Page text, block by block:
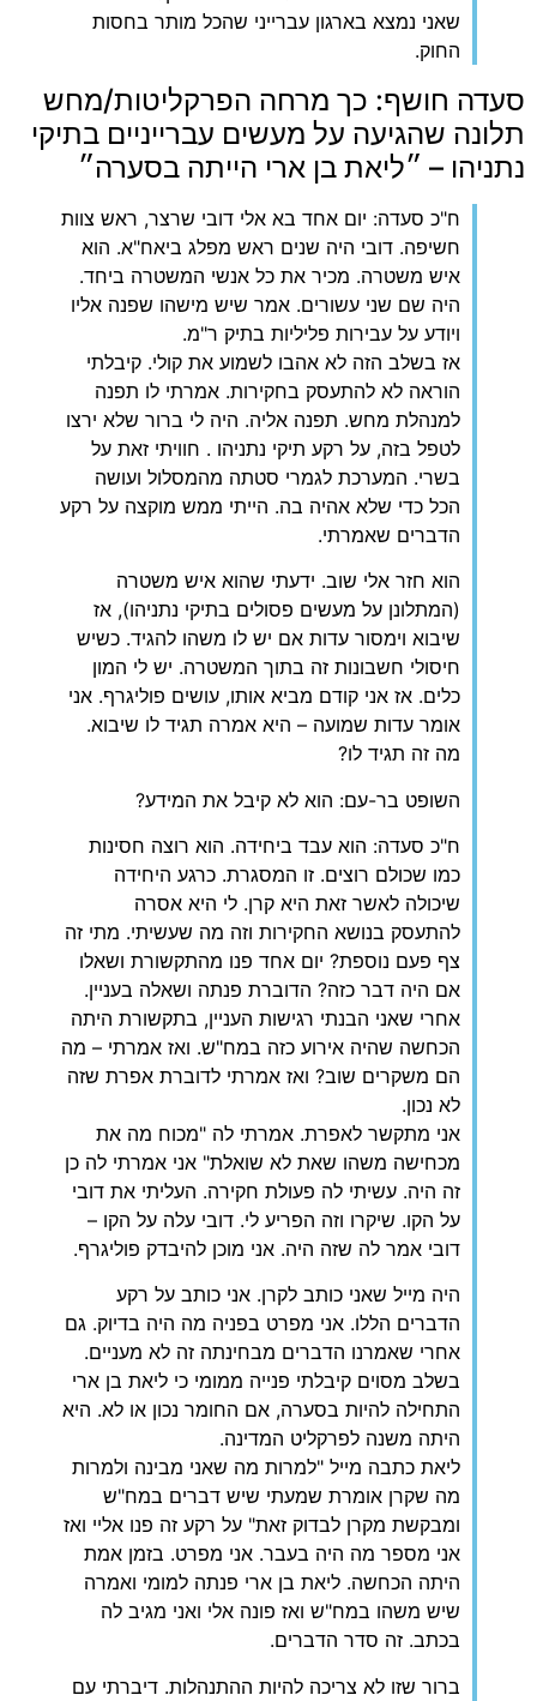
שאני נמצא בארגון עברייני שהכל מותר בחסות
החוק.
‏סעדה חושף: כך מרחה הפרקליטות/מחש
תלונה שהגיעה על מעשים עברייניים בתיקי
נתניהו – ״ליאת בן ארי הייתה בסערה״
‏ח"כ סעדה: יום אחד בא אלי דובי שרצר, ראש צוות
חשיפה. דובי היה שנים ראש מפלג ביאח"א. הוא
איש משטרה. מכיר את כל אנשי המשטרה ביחד.
היה שם שני עשורים. אמר שיש מישהו שפנה אליו
ויודע על עבירות פליליות בתיק ר"מ.
אז בשלב הזה לא אהבו לשמוע את קולי. קיבלתי
הוראה לא להתעסק בחקירות. אמרתי לו תפנה
למנהלת מחש. תפנה אליה. היה לי ברור שלא ירצו
לטפל בזה, על רקע תיקי נתניהו . חוויתי זאת על
בשרי. המערכת לגמרי סטתה מהמסלול ועושה
הכל כדי שלא אהיה בה. הייתי ממש מוקצה על רקע
הדברים שאמרתי.
‏הוא חזר אלי שוב. ידעתי שהוא איש משטרה
(המתלונן על מעשים פסולים בתיקי נתניהו), אז
שיבוא וימסור עדות אם יש לו משהו להגיד. כשיש
חיסולי חשבונות זה בתוך המשטרה. יש לי המון
כלים. אז אני קודם מביא אותו, עושים פוליגרף. אני
אומר עדות שמועה – היא אמרה תגיד לו שיבוא.
מה זה תגיד לו?
‏השופט בר-עם: הוא לא קיבל את המידע?
‏ח"כ סעדה: הוא עבד ביחידה. הוא רוצה חסינות
כמו שכולם רוצים. זו המסגרת. כרגע היחידה
שיכולה לאשר זאת היא קרן. לי היא אסרה
להתעסק בנושא החקירות וזה מה שעשיתי. מתי זה
צף פעם נוספת? יום אחד פנו מהתקשורת ושאלו
אם היה דבר כזה? הדוברת פנתה ושאלה בעניין.
אחרי שאני הבנתי רגישות העניין, בתקשורת היתה
הכחשה שהיה אירוע כזה במח"ש. ואז אמרתי – מה
הם משקרים שוב? ואז אמרתי לדוברת אפרת שזה
לא נכון.
אני מתקשר לאפרת. אמרתי לה "מכוח מה את
מכחישה משהו שאת לא שואלת" אני אמרתי לה כן
זה היה. עשיתי לה פעולת חקירה. העליתי את דובי
על הקו. שיקרו וזה הפריע לי. דובי עלה על הקו –
דובי אמר לה שזה היה. אני מוכן להיבדק פוליגרף.
‏היה מייל שאני כותב לקרן. אני כותב על רקע
הדברים הללו. אני מפרט בפניה מה היה בדיוק. גם
אחרי שאמרנו הדברים מבחינתה זה לא מעניים.
בשלב מסוים קיבלתי פנייה ממומי כי ליאת בן ארי
התחילה להיות בסערה, אם החומר נכון או לא. היא
היתה משנה לפרקליט המדינה.
ליאת כתבה מייל "למרות מה שאני מבינה ולמרות
מה שקרן אומרת שמעתי שיש דברים במח"ש
ומבקשת מקרן לבדוק זאת" על רקע זה פנו אליי ואז
אני מספר מה היה בעבר. אני מפרט. בזמן אמת
היתה הכחשה. ליאת בן ארי פנתה למומי ואמרה
שיש משהו במח"ש ואז פונה אלי ואני מגיב לה
בכתב. זה סדר הדברים.
‏ברור שזו לא צריכה להיות ההתנהלות. דיברתי עם